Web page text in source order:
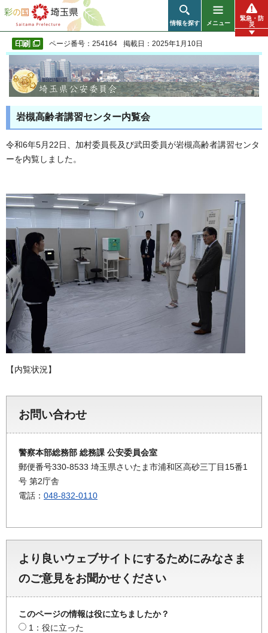
彩の国 埼玉県
情報を探す メニュー
緊急・防
災
ページ番号：254164 掲載日：2025年1月10日
岩槻高齢者講習センター内覧会
令和6年5月22日、加村委員長及び武田委員が岩槻高齢者講習センタ
ーを内覧しました。
【内覧状況】
お問い合わせ
警察本部総務部 総務課 公安委員会室
郵便番号330-8533 埼玉県さいたま市浦和区高砂三丁目15番1
号 第2庁舎
電話： 048-832-0110
より良いウェブサイトにするためにみなさま
のご意見をお聞かせください
このページの情報は役に立ちましたか？
1：役に立った